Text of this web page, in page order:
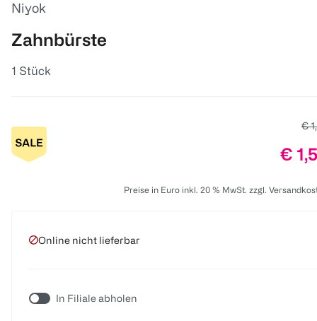
Niyok
Zahnbürste
1 Stück
€
€
Preise in Euro inkl. 20 % MwSt. zzgl.
Online nicht lieferbar
In Filiale abholen